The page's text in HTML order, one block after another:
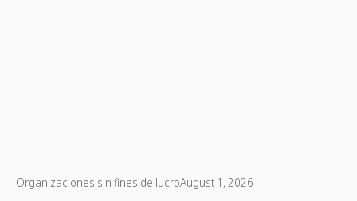
Organizaciones sin fines de lucroAugust 1, 2026